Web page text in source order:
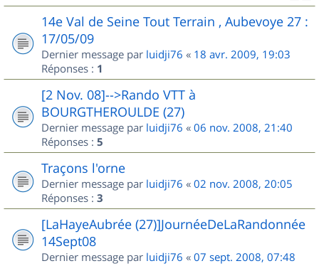
14e Val de Seine Tout Terrain , Aubevoye 27 :
17/05/09
Dernier message par luidji76 « 18 avr. 2009, 19:03
Réponses : 1
[2 Nov. 08]-->Rando VTT à
BOURGTHEROULDE (27)
Dernier message par luidji76 « 06 nov. 2008, 21:40
Réponses : 5
Traçons l'orne
Dernier message par luidji76 « 02 nov. 2008, 20:05
Réponses : 3
[LaHayeAubrée (27)]JournéeDeLaRandonnée
14Sept08
Dernier message par luidji76 « 07 sept. 2008, 07:48